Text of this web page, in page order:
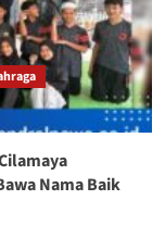
Nama Baik